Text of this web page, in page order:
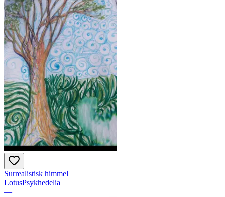
Surrealistisk himmel
LotusPsykhedelia
—